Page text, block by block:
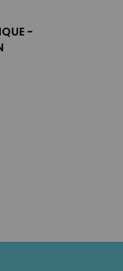
-